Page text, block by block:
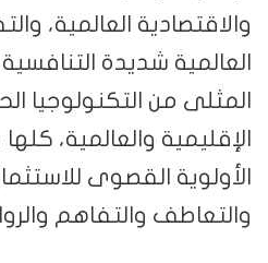
والاقتصادية العالمية،
العالمية شديدة
المثلى من التكنولوجيا
الإقليمية والعالمية،
الأولوية القصوى
والتعاطف والتفاهم